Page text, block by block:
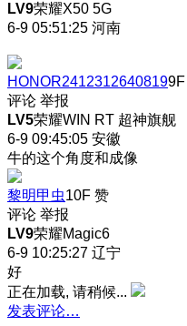
LV9荣耀X50 5G
6-9 05:51:25 河南
HONOR24123126408199F
评论 举报
LV5荣耀WIN RT 超神旗舰
6-9 09:45:05 安徽
牛的这个角度和成像
黎明甲虫10F 赞
评论 举报
LV9荣耀Magic6
6-9 10:25:27 辽宁
好
正在加载, 请稍候...
发表评论…